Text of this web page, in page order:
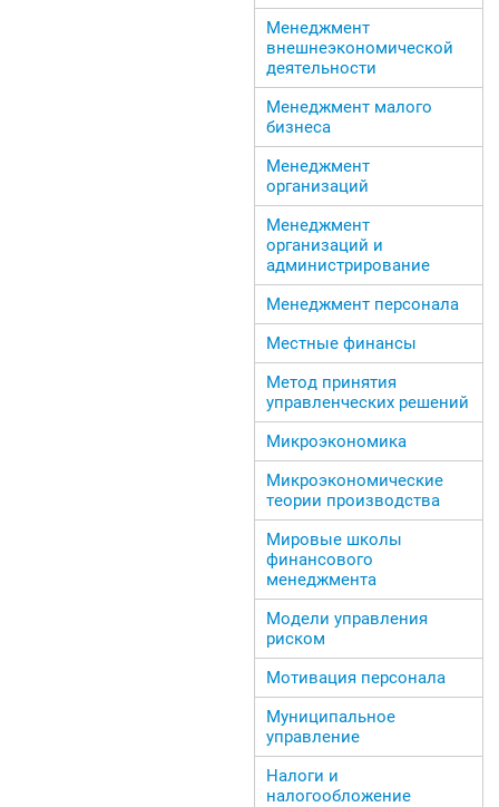
Менеджмент
внешнеэкономической
деятельности
Менеджмент малого
бизнеса
Менеджмент
организаций
Менеджмент
организаций и
администрирование
Менеджмент персонала
Местные финансы
Метод принятия
управленческих решений
Микроэкономика
Микроэкономические
теории производства
Мировые школы
финансового
менеджмента
Модели управления
риском
Мотивация персонала
Муниципальное
управление
Налоги и
налогообложение